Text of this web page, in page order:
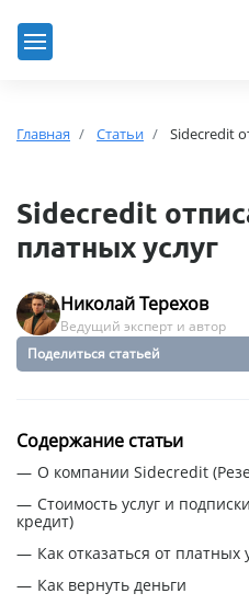
Главная Статьи Sidecredit
Sidecredit
платных услуг
Николай Терехов
Ведущий эксперт и автор
Поделиться статьей
Содержание статьи
О компании Sidecredit
Стоимость услуг и
кредит)
Как отказаться от платных
Как вернуть деньги